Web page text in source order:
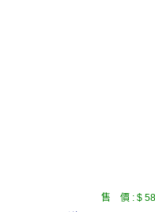
售 價 : $